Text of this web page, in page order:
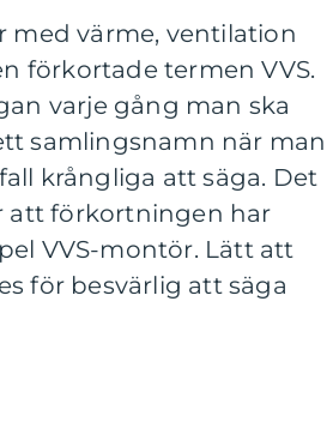
med värme, ventilation
förkortade termen VVS.
varje gång man ska
samlingsnamn när man
krångliga att säga. Det
att förkortningen har
VVS-montör. Lätt att
för besvärlig att säga